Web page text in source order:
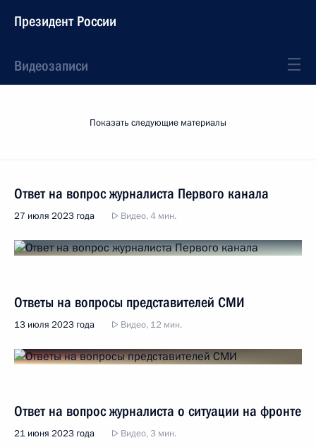
Президент России
Видеозаписи
Показать следующие материалы
Ответ на вопрос журналиста Первого канала
27 июля 2023 года Видео, 4 мин.
Ответы на вопросы представителей СМИ
13 июля 2023 года Видео, 12 мин.
Ответ на вопрос журналиста о ситуации на фронте
21 июня 2023 года Видео, 3 мин.